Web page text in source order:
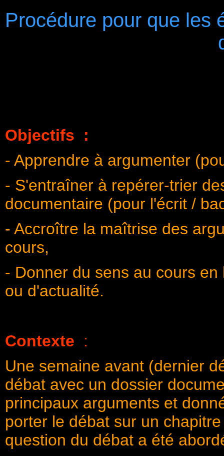
Procédure pour que les
Objectifs :
- Apprendre à argumenter
- S'entraîner à repérer-trier
documentaire (pour l'écrit /
- Accroître la maîtrise des
cours,
- Donner du sens au cours
ou d'actualité.
Contexte
:
Une semaine avant (dernier
débat avec un dossier
principaux arguments et
porter le débat sur un
question du débat a été